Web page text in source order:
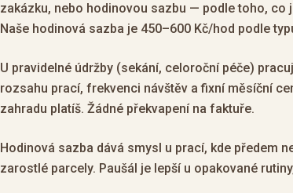
zakázku, nebo hodinovou sazbu — podle toho, co
Naše hodinová sazba je 450–600 Kč/hod podle
U pravidelné údržby (sekání, celoroční péče)
rozsahu prací, frekvenci návštěv a fixní měsíční
zahradu platíš. Žádné překvapení na faktuře.
Hodinová sazba dává smysl u prací, kde předem
zarostlé parcely. Paušál je lepší u opakované